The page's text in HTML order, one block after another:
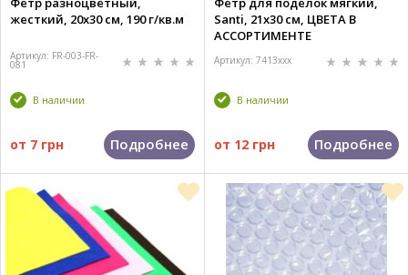
жесткий, 20x30 см, 190 г/кв.м
Артикул: FR-003-FR-
081
В наличии
от 7 грн Подробнее
Santi, 21x30 см, ЦВЕТА В
АССОРТИМЕНТЕ
Артикул: 7413xxx
В наличии
от 12 грн Подробнее